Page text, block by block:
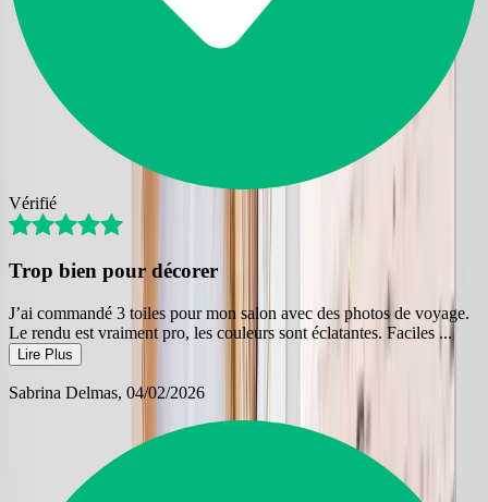
Vérifié
Trop bien pour décorer
J’ai commandé 3 toiles pour mon salon avec des photos de voyage.
Le rendu est vraiment pro, les couleurs sont éclatantes. Faciles ...
Lire Plus
Sabrina Delmas, 04/02/2026